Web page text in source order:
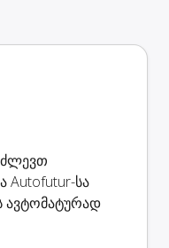
Autofutur-სა
ავტომატურად